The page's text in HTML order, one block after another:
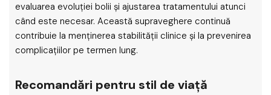
evaluarea evoluției bolii și ajustarea tratamentului atunci
când este necesar. Această supraveghere continuă
contribuie la menținerea stabilității clinice și la prevenirea
complicațiilor pe termen lung.
Recomandări pentru stil de viață